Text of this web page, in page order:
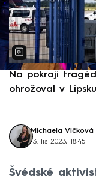
Na pokraji
ohrožoval v
Michaela Vlčková
13. lis 2023, 18:45
Švédské